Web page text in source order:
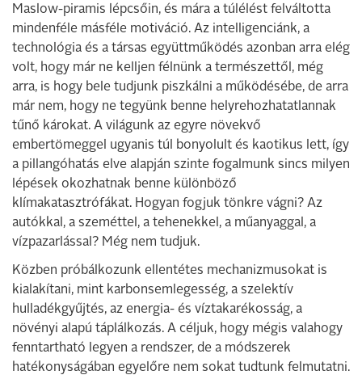
Maslow-piramis lépcsőin, és mára a túlélést felváltotta
mindenféle másféle motiváció. Az intelligenciánk, a
technológia és a társas együttműködés azonban arra elég
volt, hogy már ne kelljen félnünk a természettől, még
arra, is hogy bele tudjunk piszkálni a működésébe, de arra
már nem, hogy ne tegyünk benne helyrehozhatatlannak
tűnő károkat. A világunk az egyre növekvő
embertömeggel ugyanis túl bonyolult és kaotikus lett, így
a pillangóhatás elve alapján szinte fogalmunk sincs milyen
lépések okozhatnak benne különböző
klímakatasztrófákat. Hogyan fogjuk tönkre vágni? Az
autókkal, a szeméttel, a tehenekkel, a műanyaggal, a
vízpazarlással? Még nem tudjuk.
Közben próbálkozunk ellentétes mechanizmusokat is
kialakítani, mint karbonsemlegesség, a szelektív
hulladékgyűjtés, az energia- és víztakarékosság, a
növényi alapú táplálkozás. A céljuk, hogy mégis valahogy
fenntartható legyen a rendszer, de a módszerek
hatékonyságában egyelőre nem sokat tudtunk felmutatni.